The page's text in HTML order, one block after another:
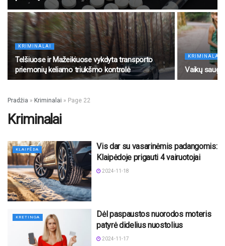
KRIMINALAI
Telšiuose ir Mažeikiuose vykdyta transporto
priemonių keliamo triukšmo kontrolė
KRIMINALAI
Vaikų
Pradžia » Kriminalai » Page 22
Kriminalai
KLAIPĖDA
Vis dar su vasarinėmis padangomis:
Klaipėdoje prigauti 4 vairuotojai
2024-11-18
KRETINGA
Dėl paspaustos nuorodos moteris
patyrė didelius nuostolius
2024-11-17